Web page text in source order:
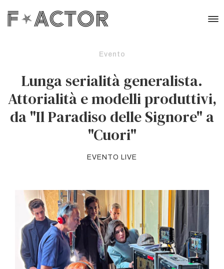
Evento
Lunga serialità generalista.
Attorialità e modelli produttivi,
da "Il Paradiso delle Signore" a
"Cuori"
EVENTO LIVE